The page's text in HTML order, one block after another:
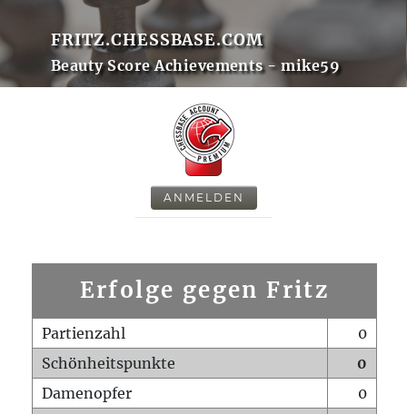
FRITZ.CHESSBASE.COM
Beauty Score Achievements - mike59
ANMELDEN
Erfolge gegen Fritz
Partienzahl
0
Schönheitspunkte
0
Damenopfer
0